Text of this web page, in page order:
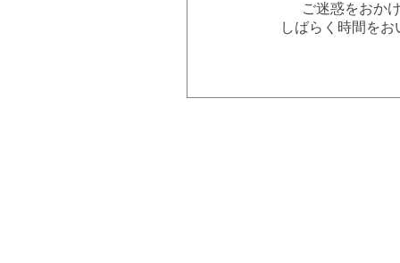
ご迷惑をおか
しばらく時間を